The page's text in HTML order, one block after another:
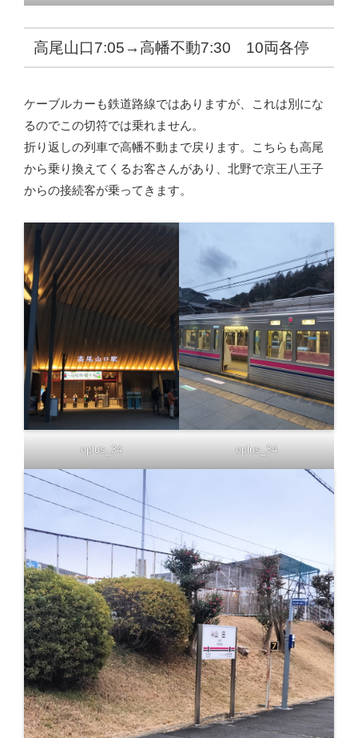
高尾山口7:05→高幡不動7:30 10両各停
ケーブルカーも鉄道路線ではありますが、これは別にな
るのでこの切符では乗れません。
折り返しの列車で高幡不動まで戻ります。こちらも高尾
から乗り換えてくるお客さんがあり、北野で京王八王子
からの接続客が乗ってきます。
oplus_34 oplus_34